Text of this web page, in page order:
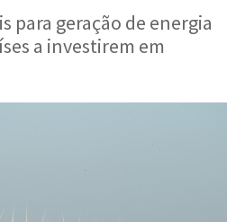
para geração de energia
a investirem em